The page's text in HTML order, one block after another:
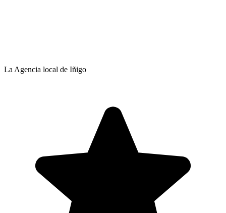
La Agencia local de Iñigo